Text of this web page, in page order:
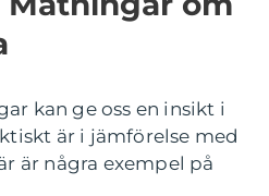
kan ge oss en insikt i
är i jämförelse med
är några exempel på